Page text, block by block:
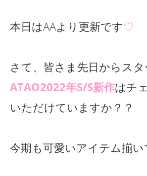
本日はAAより更新です♡
さて、皆さま先日からス
ATAO2022年S/S新作はチ
いただけていますか？？
今期も可愛いアイテム揃い